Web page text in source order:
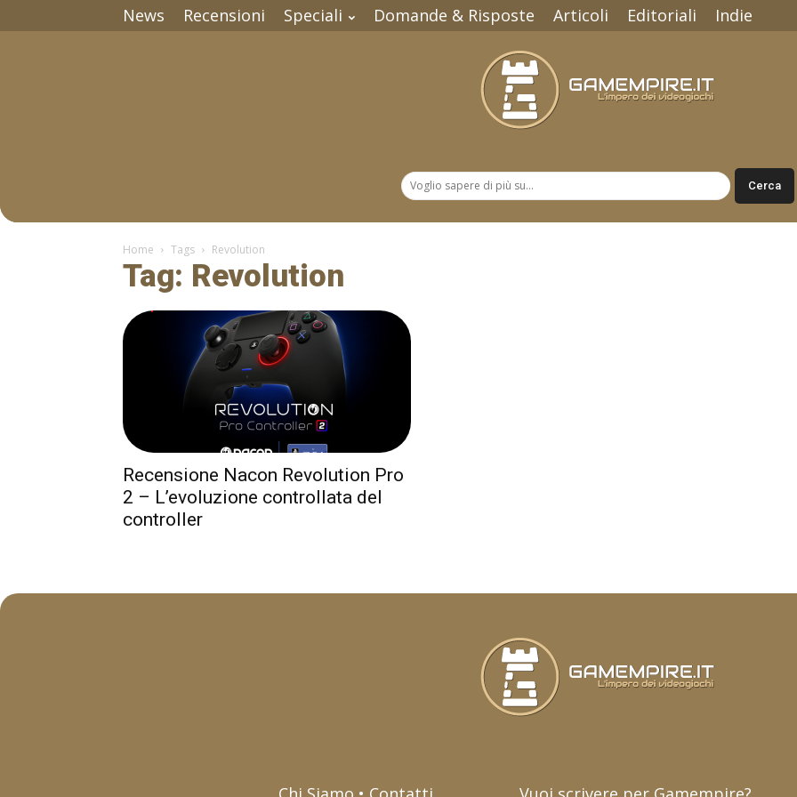
News Recensioni Speciali Domande & Risposte Articoli Editoriali Indie
Home Tags Revolution
Tag: Revolution
Recensione Nacon Revolution Pro
2 – L’evoluzione controllata del
controller